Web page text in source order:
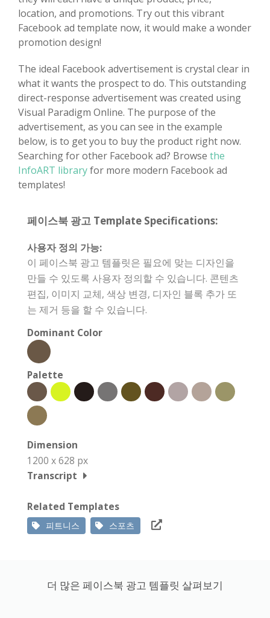
location, and promotions. Try out this vibrant
Facebook ad template now, it would make a wonder
promotion design!
The ideal Facebook advertisement is crystal clear in
what it wants the prospect to do. This outstanding
direct-response advertisement was created using
Visual Paradigm Online. The purpose of the
advertisement, as you can see in the example
below, is to get you to buy the product right now.
Searching for other Facebook ad? Browse the
InfoART libraryfor more modern Facebook ad
templates!
페이스북 광고 Template Specifications:
사용자 정의 가능:
이 페이스북 광고 템플릿은 필요에 맞는 디자인을
만들 수 있도록 사용자 정의할 수 있습니다. 콘텐츠
편집, 이미지 교체, 색상 변경, 디자인 블록 추가 또
는 제거 등을 할 수 있습니다.
Dominant Color
Palette
Dimension
1200 x 628 px
Transcript
Related Templates
피트니스 스포츠
더 많은 페이스북 광고 템플릿 살펴보기